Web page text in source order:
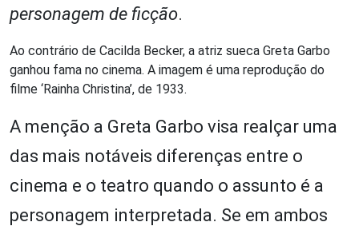
personagem de ficção.
Ao contrário de Cacilda Becker, a atriz sueca Greta Garbo
ganhou fama no cinema. A imagem é uma reprodução do
filme ‘Rainha Christina’, de 1933.
A menção a Greta Garbo visa realçar uma
das mais notáveis diferenças entre o
cinema e o teatro quando o assunto é a
personagem interpretada. Se em ambos